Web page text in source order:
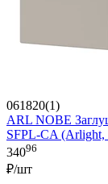
061820(1)
ARL NOBE
SFPL-CA (Arlight,
34096
₽/шт